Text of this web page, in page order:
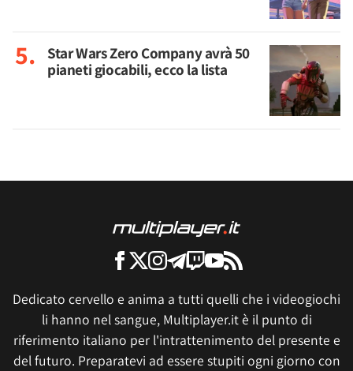
Star Wars Zero Company avrà 50
pianeti giocabili, ecco la lista
Dedicato cervello e anima a tutti quelli che i videogiochi
li hanno nel sangue, Multiplayer.it è il punto di
riferimento italiano per l'intrattenimento del presente e
del futuro. Preparatevi ad essere stupiti ogni giorno con